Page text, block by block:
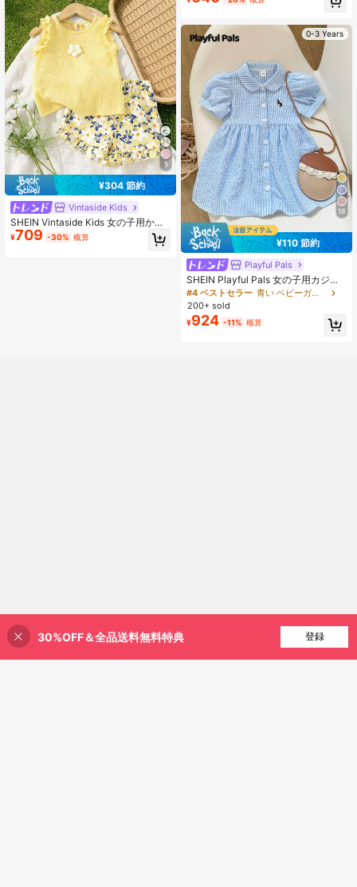
5
¥304 節約
Vintaside Kids
SHEIN Vintaside Kids 女の子用かわ
いいジャカード柄ベストとジャカー
ド柄ショーツセット、春夏
¥709 -30% 概算
0-3 Years
18
¥110 節約
Playful Pals
SHEIN Playful Pals 女の子用カジュ
アルファッション カレッジストライ
プ パフスリーブシャツドレス、春夏
のお出かけや日常着、学校に最適
#4 ベストセラー
青い ベビーガールのドレス
200+ sold
¥924 -11% 概算
40% 割引！ 買い物かごに追加
30%OFF＆全品送料無料特典 登録